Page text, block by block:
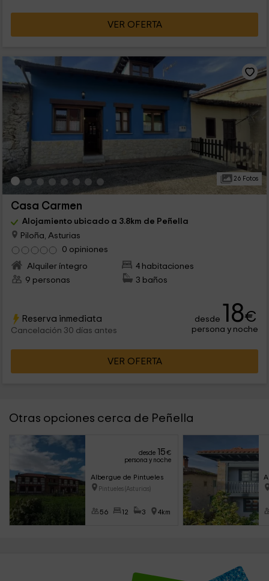
VER OFERTA
26 Fotos
Casa Carmen
Alojamiento ubicado a 3.8km de Peñella
Piloña, Asturias
0 opiniones
Alquiler íntegro
4 habitaciones
9 personas
3 baños
Reserva inmediata
Cancelación 30 días antes
desde 18€
persona y noche
VER OFERTA
Otras opciones cerca de Peñella
desde 15€
persona y noche
Albergue de Pintueles
Pintueles (Asturias)
56 12 3 4km